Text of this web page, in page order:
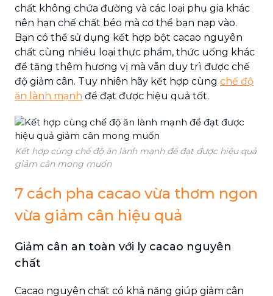
chất không chứa đường và các loại phụ gia khác
nên hạn chế chất béo mà cơ thể bạn nạp vào.
Bạn có thể sử dụng kết hợp bột cacao nguyên
chất cùng nhiều loại thực phẩm, thức uống khác
để tăng thêm hương vị mà vẫn duy trì được chế
độ giảm cân. Tuy nhiên hãy kết hợp cùng chế độ
ăn lành mạnh để đạt được hiệu quả tốt.
Kết hợp cùng chế độ ăn lành mạnh để đạt được hiệu quả
giảm cân mong muốn
7 cách pha cacao vừa thơm ngon
vừa giảm cân hiệu quả
Giảm cân an toàn với ly cacao nguyên
chất
Cacao nguyên chất có khả năng giúp giảm cân